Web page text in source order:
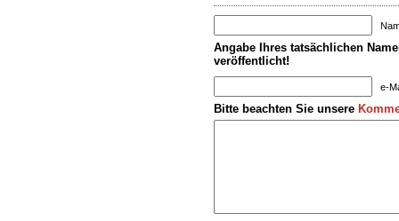
Angabe Ihres tatsächlichen
veröffentlicht!
e-
Bitte beachten Sie unsere